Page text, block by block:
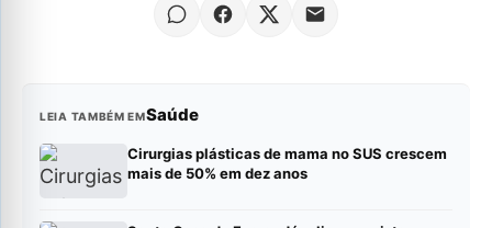
LEIA TAMBÉM EMSaúde
Cirurgias plásticas de mama no SUS crescem
mais de 50% em dez anos